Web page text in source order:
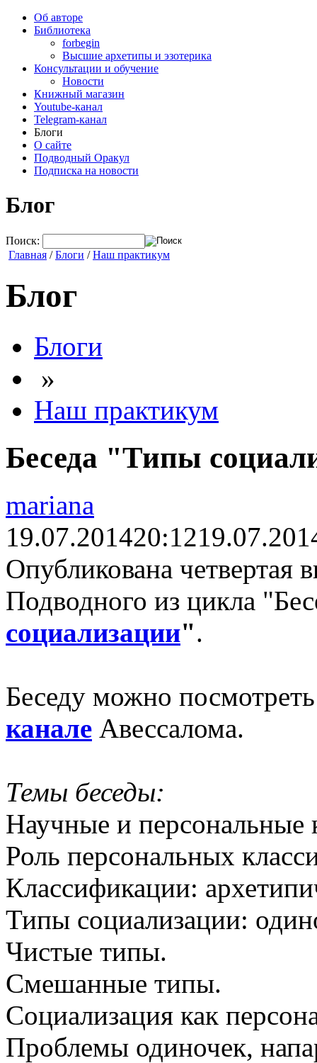
Об авторе
Библиотека
forbegin
Высшие архетипы и эзотерика
Консультации и обучение
Новости
Книжный магазин
Youtube-канал
Telegram-канал
Блоги
О сайте
Подводный Оракул
Подписка на новости
Блог
Поиск:
Главная /Блоги /Наш практикум
Блог
Блоги
»
Наш практикум
Беседа "Типы
mariana
19.07.201420:12
Опубликована четвертая
Подводного из цикла
социализации".
Беседу можно
канале Авессалома.
Темы беседы:
Научные и персональные
Роль персональных
Классификации:
Типы социализации:
Чистые типы.
Смешанные типы.
Социализация как
Проблемы одиночек,